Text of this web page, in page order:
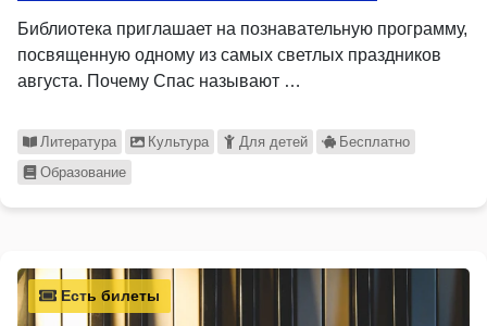
Библиотека приглашает на познавательную программу,
посвященную одному из самых светлых праздников
августа. Почему Спас называют …
Литература Культура Для детей
Бесплатно
Образование
Есть билеты